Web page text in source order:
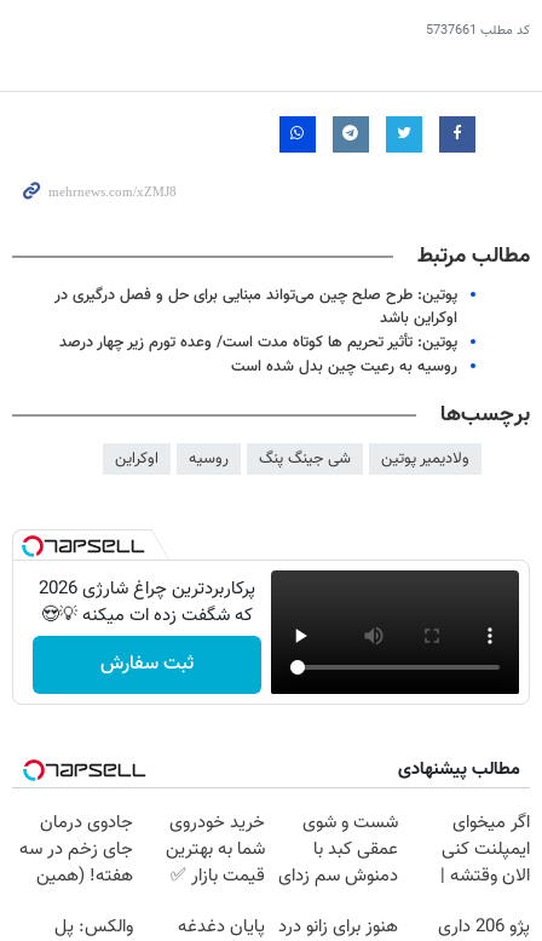
کد مطلب 5737661
مطالب مرتبط
پوتین: طرح صلح چین می‌تواند مبنایی برای حل و فصل درگیری در
اوکراین باشد
پوتین: تأثیر تحریم ها کوتاه مدت است/ وعده تورم زیر چهار درصد
روسیه به رعیت چین بدل شده است
برچسب‌ها
ولادیمیر پوتین شی جینگ پنگ روسیه اوکراین
پرکاربردترین چراغ شارژی 2026
که شگفت زده ات میکنه 💡😍
ثبت سفارش
مطالب پیشنهادی
اگر میخوای
ایمپلنت کنی
الان وقتشه |
میلیون تومان!!!
شست و شوی
عمقی کبد با
دمنوش سم زدای
خرید خودروی
شما به بهترین
قیمت بازار ✅
جادوی درمان
جای زخم در سه
هفته! (همین
صحبت کنید)
پژو 206 داری
هنوز برای زانو درد پایان دغدغه
والکس: پل